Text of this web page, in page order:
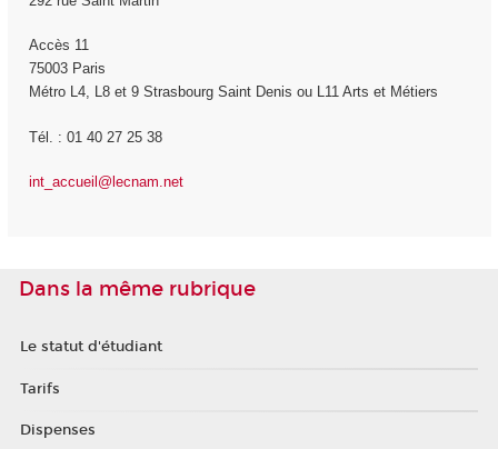
Accès 11
75003 Paris
Métro L4, L8 et 9 Strasbourg Saint Denis ou L11 Arts et Métiers
Tél. : 01 40 27 25 38
int_accueil@lecnam.net
Dans la même rubrique
Le statut d'étudiant
Tarifs
Dispenses